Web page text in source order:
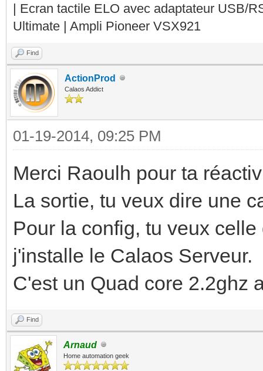
| Ecran tactile ELO avec adaptateur USB/
Ultimate | Ampli Pioneer VSX921
Find
ActionProd
Calaos Addict
01-19-2014, 09:25 PM
Merci Raoulh pour ta
La sortie, tu veux dire une
Pour la config, tu veux
j'installe le Calaos Serveur.
C'est un Quad core 2.2ghz
Find
Arnaud
Home automation geek